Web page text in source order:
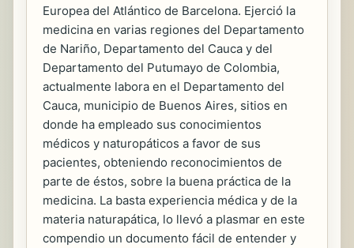
Europea del Atlántico de Barcelona. Ejerció la
medicina en varias regiones del Departamento
de Nariño, Departamento del Cauca y del
Departamento del Putumayo de Colombia,
actualmente labora en el Departamento del
Cauca, municipio de Buenos Aires, sitios en
donde ha empleado sus conocimientos
médicos y naturopáticos a favor de sus
pacientes, obteniendo reconocimientos de
parte de éstos, sobre la buena práctica de la
medicina. La basta experiencia médica y de la
materia naturapática, lo llevó a plasmar en este
compendio un documento fácil de entender y